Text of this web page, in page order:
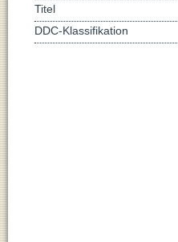
Titel
DDC-Klassifikation